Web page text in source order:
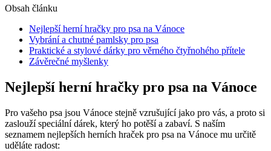
Obsah článku
Nejlepší herní hračky pro psa na Vánoce
Vybrání a chutné pamlsky pro psa
Praktické a stylové dárky pro věrného čtyřnohého přítele
Závěrečné myšlenky
Nejlepší herní hračky pro psa na Vánoce
Pro vašeho psa jsou Vánoce stejně vzrušující jako pro vás, a proto si
zaslouží speciální dárek, který ho potěší a zabaví. S naším
seznamem nejlepších herních hraček pro psa na Vánoce mu určitě
uděláte radost: